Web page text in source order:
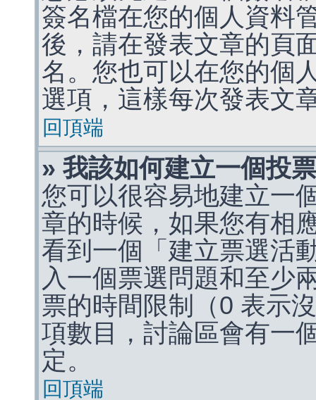
簽名檔在您的個人資料
後，請在發表文章的頁
名。您也可以在您的個
選項，這樣每次發表文
回頂端
» 我該如何建立一個投
您可以很容易地建立一
章的時候，如果您有相
看到一個「建立票選活
入一個票選問題和至少
票的時間限制（0 表示
項數目，討論區會有一
定。
回頂端